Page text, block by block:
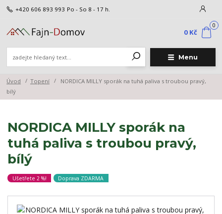
Menu
+420 606 893 993 Po - So 8 - 17 h.
0
0 Kč
Úvod Topení
NORDICA MILLY sporák na tuhá paliva s troubou pravý,
bílý
NORDICA MILLY sporák na
tuhá paliva s troubou pravý,
bílý
Ušetřete 2 %! Doprava ZDARMA